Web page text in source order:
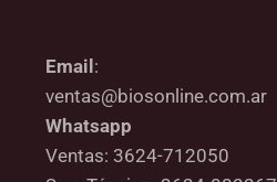
Email:
ventas@biosonline.com.ar
Whatsapp
Ventas: 3624-712050